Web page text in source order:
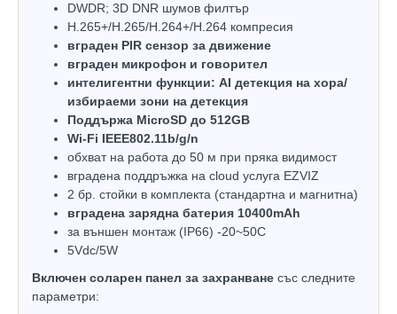
DWDR; 3D DNR шумов филтър
H.265+/H.265/H.264+/H.264 компресия
вграден PIR сензор за движение
вграден микрофон и говорител
интелигентни функции: AI детекция на хора/
избираеми зони на детекция
Поддържа MicroSD до 512GB
Wi-Fi IEEE802.11b/g/n
обхват на работа до 50 м при пряка видимост
вградена поддръжка на cloud услуга EZVIZ
2 бр. стойки в комплекта (стандартна и магнитна)
вградена зарядна батерия 10400mAh
за външен монтаж (IP66) -20~50C
5Vdc/5W
Включен соларен панел за захранване със следните
параметри: